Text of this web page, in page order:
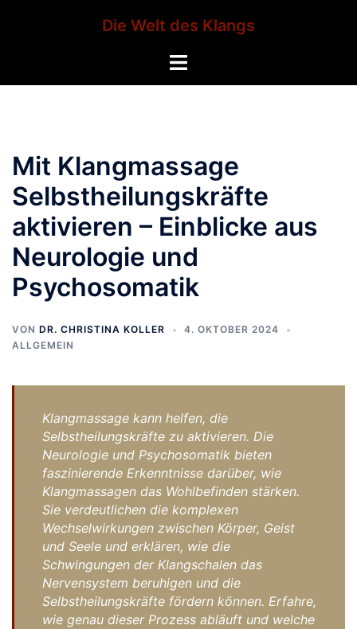
Die Welt des Klangs
Menü
Mit Klangmassage
Selbstheilungskräfte
aktivieren – Einblicke aus
Neurologie und
Psychosomatik
VON DR. CHRISTINA KOLLER
4. OKTOBER 2024
ALLGEMEIN
Klangmassage kann helfen, die
Selbstheilungskräfte zu aktivieren. Die
Neurologie und Psychosomatik bieten
faszinierende Erkenntnisse darüber, wie
Klangmassagen das Wohlbefinden stärken.
Sie verdeutlichen die komplexen
Wechselwirkungen zwischen Körper, Geist
und Seele und erklären, wie die
Schwingungen der Klangschalen das
Nervensystem beruhigen und die
Selbstheilungskräfte fördern können. Erfahre,
wie genau dieser Prozess abläuft und welche